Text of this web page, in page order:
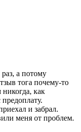
а потому
тога почему-то
как
и забрал.
меня от проблем.